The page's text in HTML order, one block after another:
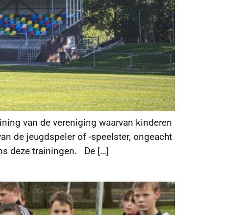
van de vereniging waarvan kinderen
de jeugdspeler of -speelster, ongeacht
deze trainingen. De […]